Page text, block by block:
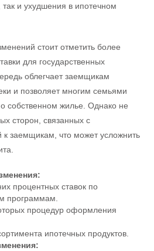
и ухудшения в ипотечном
стоит отметить более
для государственных
облегчает заемщикам
и позволяет многим семьями
собственном жилье. Однако не
сторон, связанных с
к заемщикам, что может усложнить
процентных ставок по
программам.
процедур оформления
ипотечных продуктов.